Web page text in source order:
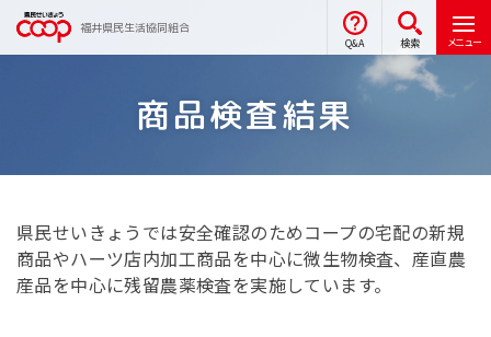
福井県民生活協同組合
Q&A 検索 メニュー
商品検査結果
県民せいきょうでは安全確認のためコープの宅配の新規
商品やハーツ店内加工商品を中心に微生物検査、産直農
産品を中心に残留農薬検査を実施しています。